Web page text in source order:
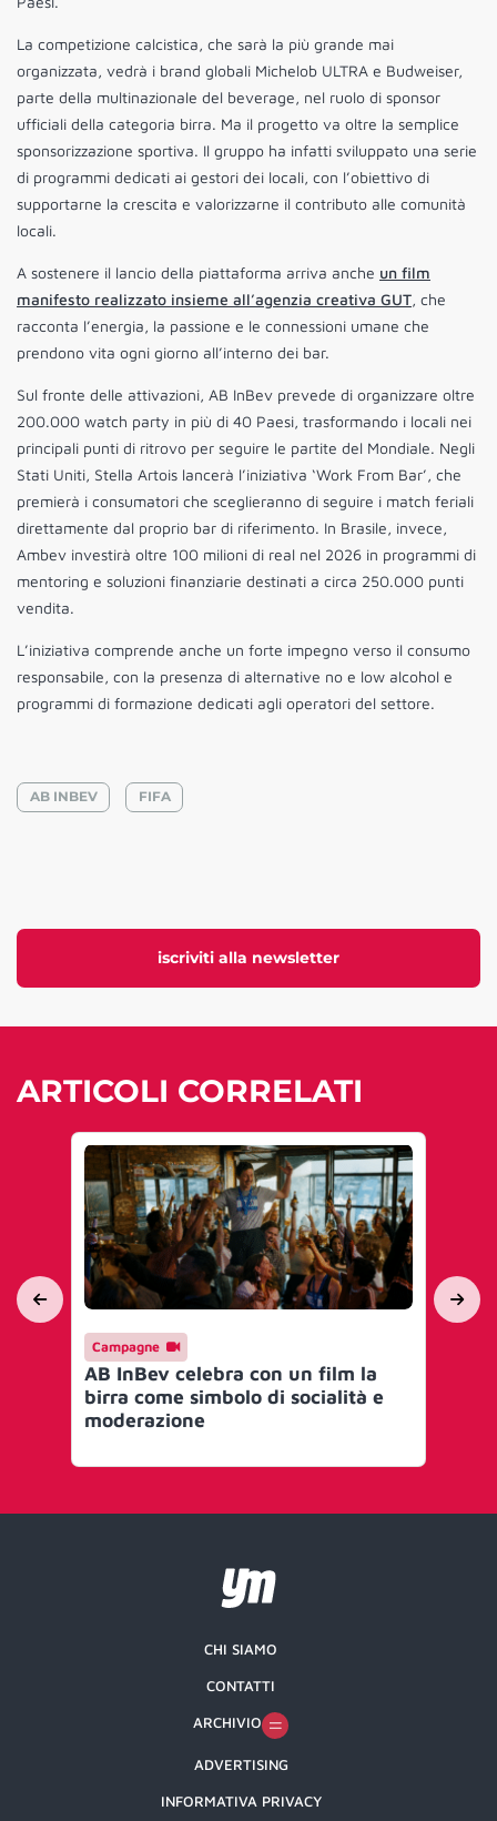
iscriviti alla newsletter
La competizione calcistica, che sarà la più grande mai
organizzata, vedrà i brand globali Michelob ULTRA e Budweiser,
parte della multinazionale del beverage, nel ruolo di sponsor
ufficiali della categoria birra. Ma il progetto va oltre la semplice
sponsorizzazione sportiva. Il gruppo ha infatti sviluppato una serie
di programmi dedicati ai gestori dei locali, con l’obiettivo di
supportarne la crescita e valorizzarne il contributo alle comunità
locali.
A sostenere il lancio della piattaforma arriva anche un film
manifesto realizzato insieme all’agenzia creativa GUT, che
racconta l’energia, la passione e le connessioni umane che
prendono vita ogni giorno all’interno dei bar.
Sul fronte delle attivazioni, AB InBev prevede di organizzare oltre
200.000 watch party in più di 40 Paesi, trasformando i locali nei
principali punti di ritrovo per seguire le partite del Mondiale. Negli
Stati Uniti, Stella Artois lancerà l’iniziativa ‘Work From Bar’, che
premierà i consumatori che sceglieranno di seguire i match feriali
direttamente dal proprio bar di riferimento. In Brasile, invece,
Ambev investirà oltre 100 milioni di real nel 2026 in programmi di
mentoring e soluzioni finanziarie destinati a circa 250.000 punti
vendita.
L’iniziativa comprende anche un forte impegno verso il consumo
responsabile, con la presenza di alternative no e low alcohol e
programmi di formazione dedicati agli operatori del settore.
AB INBEV FIFA
ARTICOLI CORRELATI
Campagne
AB InBev celebra con un film la
birra come simbolo di socialità e
moderazione
CHI SIAMO
CONTATTI
ARCHIVIO
ADVERTISING
INFORMATIVA PRIVACY